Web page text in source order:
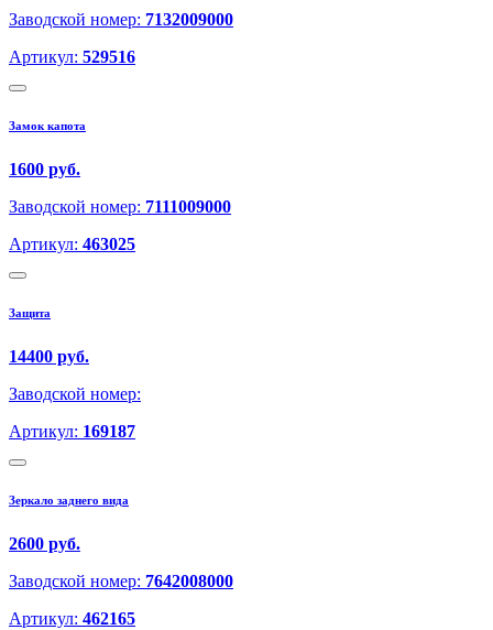
Заводской номер: 7132009000
Артикул: 529516
Замок капота
1600 руб.
Заводской номер: 7111009000
Артикул: 463025
Защита
14400 руб.
Заводской номер:
Артикул: 169187
Зеркало заднего вида
2600 руб.
Заводской номер: 7642008000
Артикул: 462165